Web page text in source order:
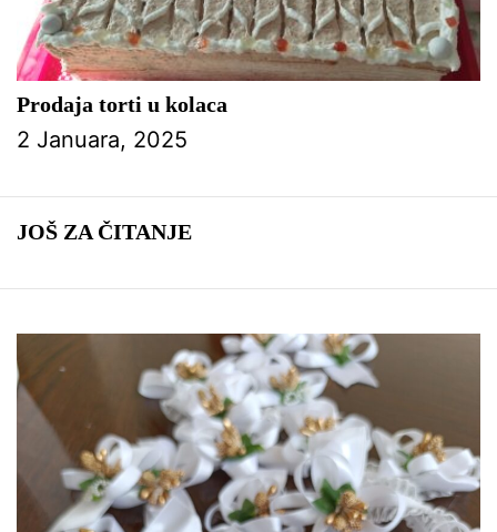
Prodaja torti u kolaca
2 Januara, 2025
JOŠ ZA ČITANJE